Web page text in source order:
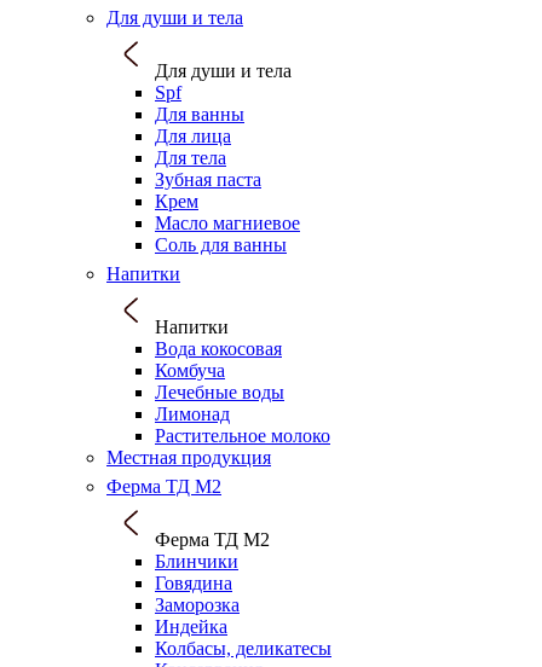
Для души и тела
Для души и тела
Spf
Для ванны
Для лица
Для тела
Зубная паста
Крем
Масло магниевое
Соль для ванны
Напитки
Напитки
Вода кокосовая
Комбуча
Лечебные воды
Лимонад
Растительное молоко
Местная продукция
Ферма ТД М2
Ферма ТД М2
Блинчики
Говядина
Заморозка
Индейка
Колбасы, деликатесы